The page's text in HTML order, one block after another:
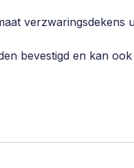
verzwaringsdekens
bevestigd en kan